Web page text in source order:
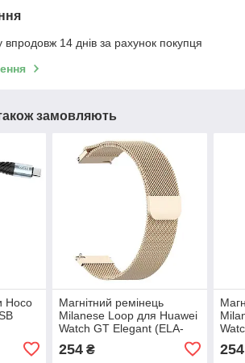
14 днів за рахунок покупця
замовляють
Hoco
Магнітний ремінець
Milanese Loop для Huawei
Watch GT Elegant (ELA-
B19) | HMU | 22 мм | старе
золото
254₴ 254